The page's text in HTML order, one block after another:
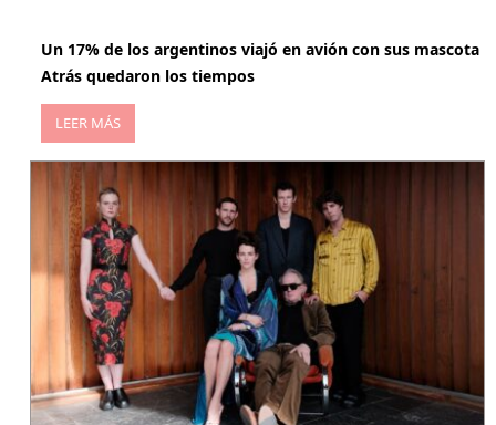
Un 17% de los argentinos viajó en avión con sus mascota
Atrás quedaron los tiempos
LEER MÁS